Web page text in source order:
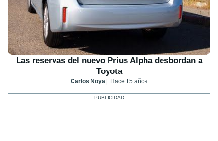
Las reservas del nuevo Prius Alpha desbordan a
Toyota
Carlos Noya Hace 15 años